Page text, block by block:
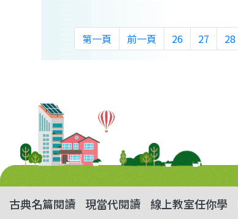
第一頁 前一頁 26 27 28
古典名篇閱讀 現當代閱讀 線上教室任你學